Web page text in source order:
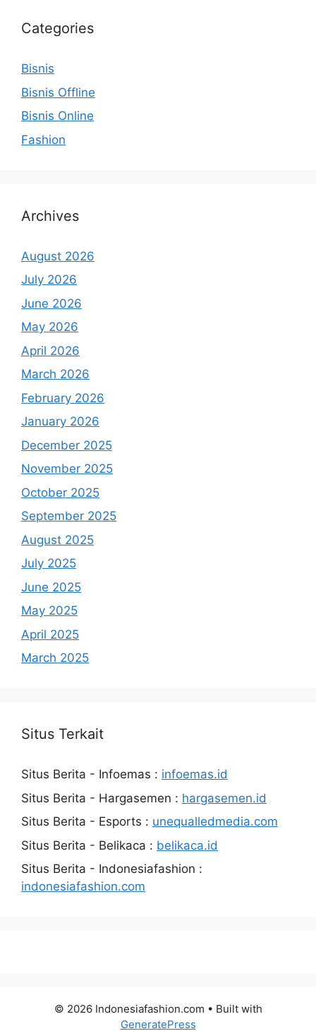
Categories
Bisnis
Bisnis Offline
Bisnis Online
Fashion
Archives
August 2026
July 2026
June 2026
May 2026
April 2026
March 2026
February 2026
January 2026
December 2025
November 2025
October 2025
September 2025
August 2025
July 2025
June 2025
May 2025
April 2025
March 2025
Situs Terkait
Situs Berita - Infoemas : infoemas.id
Situs Berita - Hargasemen : hargasemen.id
Situs Berita - Esports : unequalledmedia.com
Situs Berita - Belikaca : belikaca.id
Situs Berita - Indonesiafashion :
indonesiafashion.com
© 2026 Indonesiafashion.com • Built with
GeneratePress